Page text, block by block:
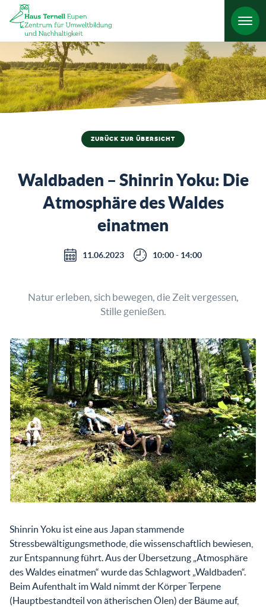
ZURÜCK ZUR ÜBERSICHT
Waldbaden – Shinrin Yoku: Die
Atmosphäre des Waldes
einatmen
11.06.2023 10:00 - 14:00
Natur erleben, sich bewegen, die Zeit vergessen,
Stille genießen.
Shinrin Yoku ist eine aus Japan stammende
Stressbewältigungsmethode, die wissenschaftlich bewiesen,
zur Entspannung führt. Aus der Übersetzung „Atmosphäre
des Waldes einatmen“ wurde das Schlagwort „Waldbaden“.
Beim Aufenthalt im Wald nimmt der Körper Terpene
(Hauptbestandteil von ätherischen Ölen) der Bäume auf,